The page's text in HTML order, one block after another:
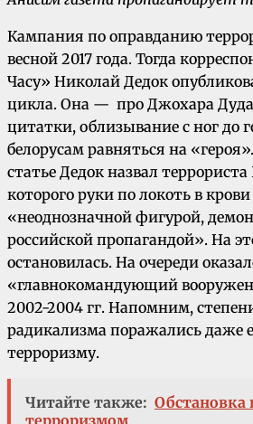
Кампания по оправданию
весной 2017 года. Тогда
Часу» Николай Дедок
цикла. Она — про Джохара
цитатки, облизывание с ног до
белорусам равняться на
статье Дедок назвал
которого руки по локоть в
«неоднозначной фигурой,
российской пропагандой». На
остановилась. На очереди
«главнокомандующий
2002-2004 гг. Напомним,
радикализма поражались даже
терроризму.
Читайте также: Обстановка